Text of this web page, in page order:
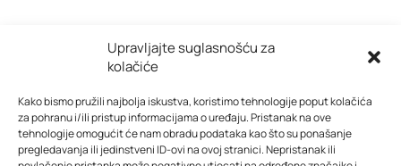
Upravljajte suglasnošću za
kolačiće
Kako bismo pružili najbolja iskustva, koristimo tehnologije poput kolačića
za pohranu i/ili pristup informacijama o uređaju. Pristanak na ove
tehnologije omogućit će nam obradu podataka kao što su ponašanje
pregledavanja ili jedinstveni ID-ovi na ovoj stranici. Nepristanak ili
O nama | Impressum | Oglašavanje